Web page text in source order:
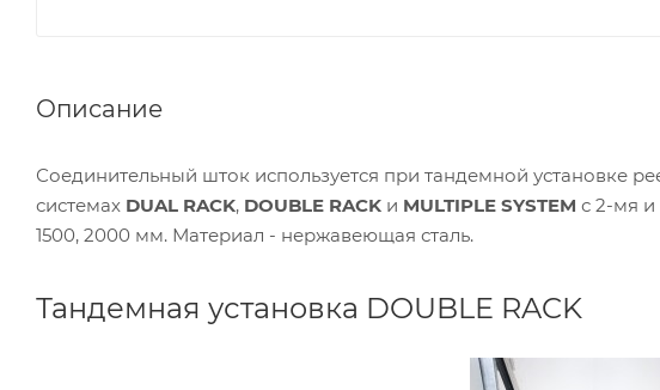
Описание
Соединительный шток используется при тандемной установке
системах DUAL RACK, DOUBLE RACK и MULTIPLE SYSTEM с 2-мя и
1500, 2000 мм. Материал - нержавеющая сталь.
Тандемная установка DOUBLE RACK